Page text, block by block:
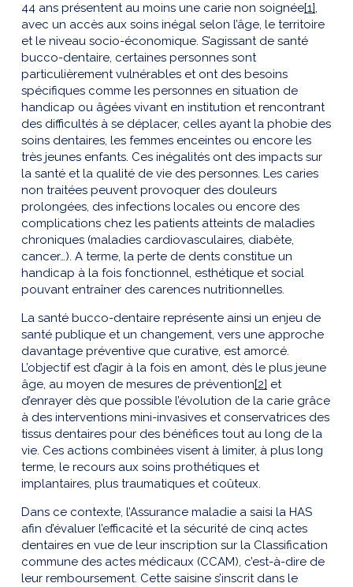
44 ans présentent au moins une carie non soignée[1],
avec un accès aux soins inégal selon l’âge, le territoire
et le niveau socio-économique. S’agissant de santé
bucco-dentaire, certaines personnes sont
particulièrement vulnérables et ont des besoins
spécifiques comme les personnes en situation de
handicap ou âgées vivant en institution et rencontrant
des difficultés à se déplacer, celles ayant la phobie des
soins dentaires, les femmes enceintes ou encore les
très jeunes enfants. Ces inégalités ont des impacts sur
la santé et la qualité de vie des personnes. Les caries
non traitées peuvent provoquer des douleurs
prolongées, des infections locales ou encore des
complications chez les patients atteints de maladies
chroniques (maladies cardiovasculaires, diabète,
cancer…). A terme, la perte de dents constitue un
handicap à la fois fonctionnel, esthétique et social
pouvant entraîner des carences nutritionnelles.
La santé bucco-dentaire représente ainsi un enjeu de
santé publique et un changement, vers une approche
davantage préventive que curative, est amorcé.
L’objectif est d’agir à la fois en amont, dès le plus jeune
âge, au moyen de mesures de prévention[2] et
d’enrayer dès que possible l’évolution de la carie grâce
à des interventions mini-invasives et conservatrices des
tissus dentaires pour des bénéfices tout au long de la
vie. Ces actions combinées visent à limiter, à plus long
terme, le recours aux soins prothétiques et
implantaires, plus traumatiques et coûteux.
Dans ce contexte, l’Assurance maladie a saisi la HAS
afin d’évaluer l’efficacité et la sécurité de cinq actes
dentaires en vue de leur inscription sur la Classification
commune des actes médicaux (CCAM), c’est-à-dire de
leur remboursement. Cette saisine s’inscrit dans le